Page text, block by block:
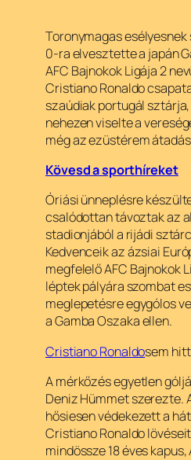
Toronymagas
0-ra elvesztette a japán
AFC Bajnokok Ligája 2
Cristiano Ronaldo
szaúdiak portugál
nehezen viselte a
még az ezüstérem
Kövesd a sporthíreket
Óriási ünneplésre
csalódottan távoztak az
stadionjából a rijádi
Kedvenceik az ázsiai
megfelelő AFC Bajnokok
léptek pályára szombat
meglepetésre egygólos
a Gamba Oszaka ellen.
Cristiano Ronaldosem
A mérkőzés egyetlen
Deniz Hümmet szerezte.
hősiesen védekezett a
Cristiano Ronaldo
mindössze 18 éves kapus,